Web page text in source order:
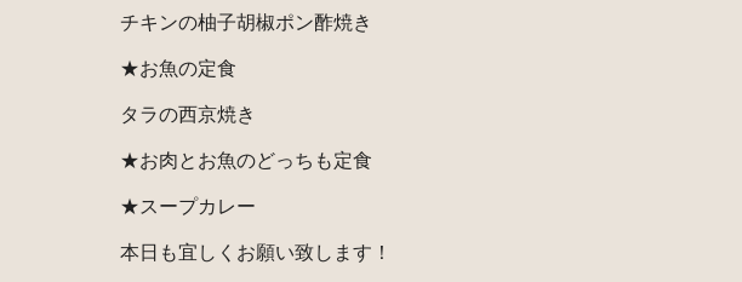
チキンの柚子胡椒ポン酢焼き
★お魚の定食
タラの西京焼き
★お肉とお魚のどっちも定食
★スープカレー
本日も宜しくお願い致します！